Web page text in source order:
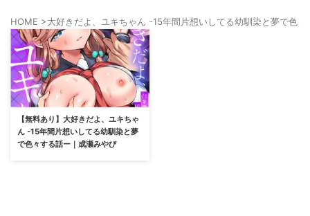
HOME >大好きだよ、ユキちゃん -15年間片想いしてる幼馴染と夢で色々
【無料あり】大好きだよ、ユキちゃ
ん -15年間片想いしてる幼馴染と夢
で色々する話ー｜成瀬みやび